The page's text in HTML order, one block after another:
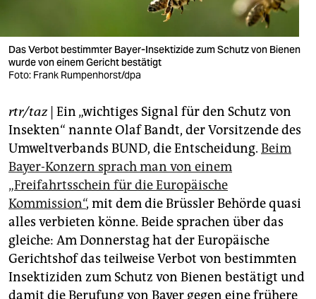
verlag
veranstaltungen
fragen & hilfe
unterstützen
abo
genossenschaft
epaper login
Das Verbot bestimmter Bayer-Insektizide zum Schutz von Bienen
wurde von einem Gericht bestätigt
Foto: Frank Rumpenhorst/dpa
rtr/taz| Ein „wichtiges Signal für den Schutz von
Insekten“ nannte Olaf Bandt, der Vorsitzende des
Umweltverbands BUND, die Entscheidung. Beim
Bayer-Konzern sprach man von einem
„Freifahrtsschein für die Europäische
Kommission“, mit dem die Brüssler Behörde quasi
alles verbieten könne. Beide sprachen über das
gleiche: Am Donnerstag hat der Europäische
Gerichtshof das teilweise Verbot von bestimmten
Insektiziden zum Schutz von Bienen bestätigt und
damit die Berufung von Bayer gegen eine frühere